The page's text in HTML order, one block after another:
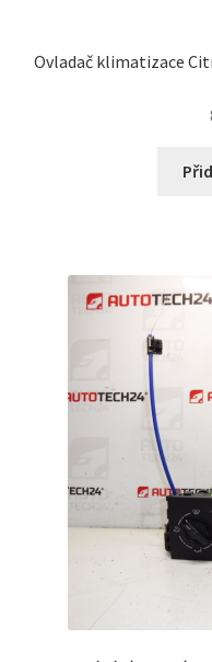
Ovladač klimatizace